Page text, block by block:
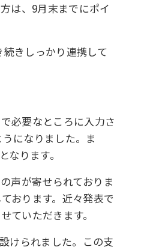
は、9月末までにポイ
きしっかり連携して
必要なところに入力さ
になりました。ま
ります。
声が寄せられておりま
おります。近々発表で
ていただきます。
けられました。この支